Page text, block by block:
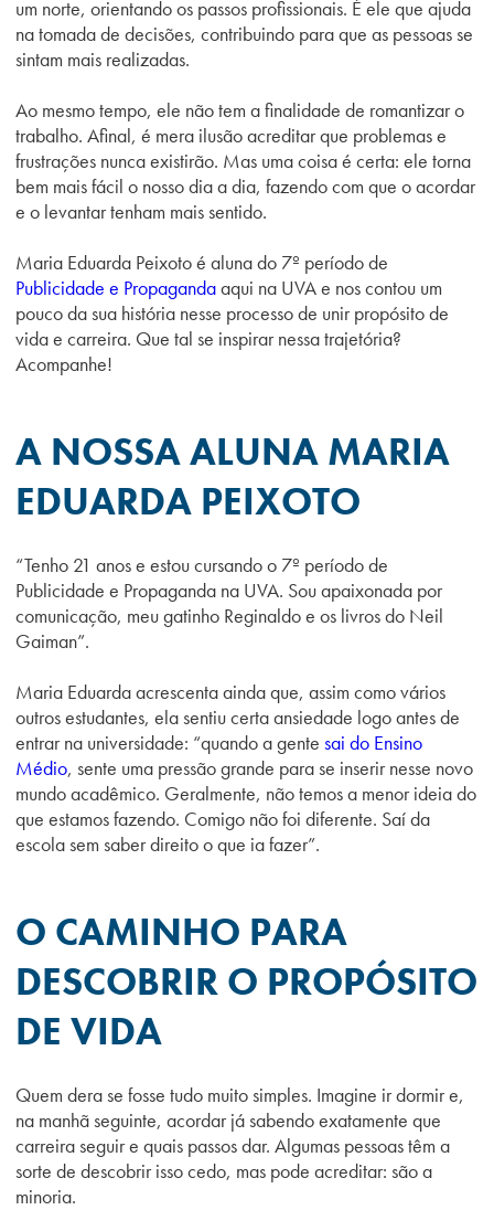
um norte, orientando os passos profissionais. É ele que ajuda
na tomada de decisões, contribuindo para que as pessoas se
sintam mais realizadas.
Ao mesmo tempo, ele não tem a finalidade de romantizar o
trabalho. Afinal, é mera ilusão acreditar que problemas e
frustrações nunca existirão. Mas uma coisa é certa: ele torna
bem mais fácil o nosso dia a dia, fazendo com que o acordar
e o levantar tenham mais sentido.
Maria Eduarda Peixoto é aluna do 7º período de
Publicidade e Propagandaaqui na UVA e nos contou um
pouco da sua história nesse processo de unir propósito de
vida e carreira. Que tal se inspirar nessa trajetória?
Acompanhe!
A NOSSA ALUNA MARIA
EDUARDA PEIXOTO
“Tenho 21 anos e estou cursando o 7º período de
Publicidade e Propaganda na UVA. Sou apaixonada por
comunicação, meu gatinho Reginaldo e os livros do Neil
Gaiman”.
Maria Eduarda acrescenta ainda que, assim como vários
outros estudantes, ela sentiu certa ansiedade logo antes de
entrar na universidade: “quando a gente sai do Ensino
Médio, sente uma pressão grande para se inserir nesse novo
mundo acadêmico. Geralmente, não temos a menor ideia do
que estamos fazendo. Comigo não foi diferente. Saí da
escola sem saber direito o que ia fazer”.
O CAMINHO PARA
DESCOBRIR O PROPÓSITO
DE VIDA
Quem dera se fosse tudo muito simples. Imagine ir dormir e,
na manhã seguinte, acordar já sabendo exatamente que
carreira seguir e quais passos dar. Algumas pessoas têm a
sorte de descobrir isso cedo, mas pode acreditar: são a
minoria.